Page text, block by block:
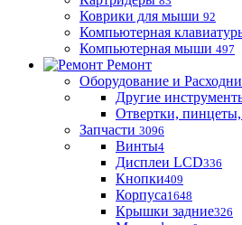
Коврики для мыши 92
Компьютерная
Компьютерная мыши 497
Ремонт
Оборудование и
Другие
Отвертки,
Запчасти 3096
Винты4
Дисплеи LCD336
Кнопки409
Корпуса1648
Крышки задние326